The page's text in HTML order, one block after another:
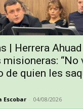
| Herrera
“No
de quien les
Escobar - 04/08/2026